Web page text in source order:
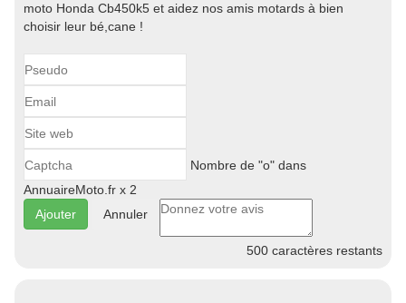
moto Honda Cb450k5 et aidez nos amis motards à bien
choisir leur bé,cane !
Nombre de "o" dans
AnnuaireMoto.fr x 2
Annuler
500 caractères restants